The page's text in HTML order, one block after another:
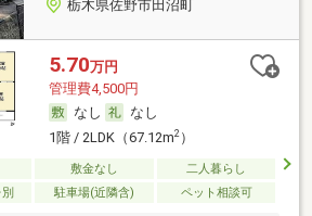
栃木県佐野市田沼町
5.70万円
管理費4,500円
なし
なし
1階 / 2LDK（67.12m2）
敷金なし
二人暮らし
駐車場(近隣含) ペット相談可